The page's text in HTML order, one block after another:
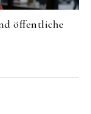
öffentliche